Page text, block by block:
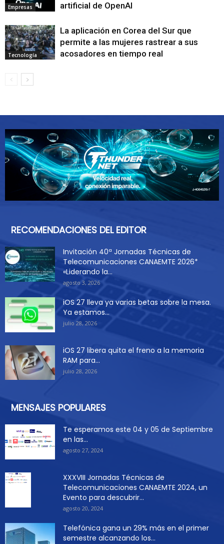
Empresas
artificial de OpenAI
Tecnología
La aplicación en Corea del Sur que
permite a las mujeres rastrear a sus
acosadores en tiempo real
RECOMENDACIONES DEL EDITOR
Invitación 40ª Jornadas Técnicas de
Telecomunicaciones CANAEMTE 2026*
«Liderando la...
agosto 3, 2026
iOS 27 lleva ya varias betas sobre la mesa.
Ya estamos...
julio 28, 2026
iOS 27 libera quita el freno a la memoria
RAM para...
julio 28, 2026
MENSAJES POPULARES
Te esperamos este 04 y 05 de Septiembre
en las...
agosto 27, 2024
XXXVIII Jornadas Técnicas de
Telecomunicaciones CANAEMTE 2024, un
Evento para descubrir...
agosto 20, 2024
Telefónica gana un 29% más en el primer
semestre alcanzando los...